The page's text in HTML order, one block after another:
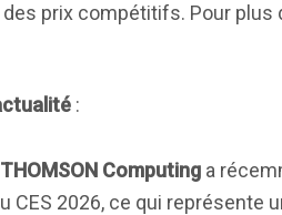
prix compétitifs. Pour
:
Computing a
CES 2026, ce qui représente